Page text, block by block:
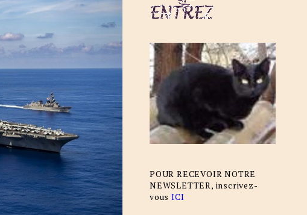
POUR RECEVOIR NOTRE
NEWSLETTER, inscrivez-
vous ICI